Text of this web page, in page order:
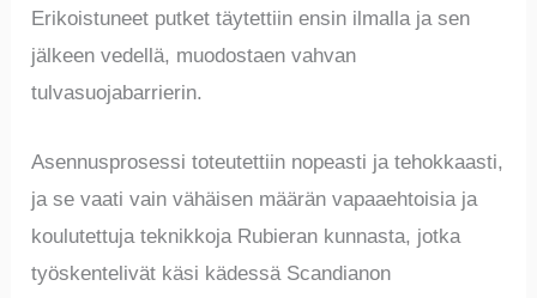
Erikoistuneet putket täytettiin ensin ilmalla ja sen
jälkeen vedellä, muodostaen vahvan
tulvasuojabarrierin.
Asennusprosessi toteutettiin nopeasti ja tehokkaasti,
ja se vaati vain vähäisen määrän vapaaehtoisia ja
koulutettuja teknikkoja Rubieran kunnasta, jotka
työskentelivät käsi kädessä Scandianon